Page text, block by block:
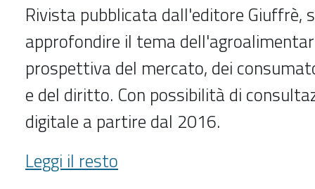
Rivista pubblicata dall'editore Giuffrè,
approfondire il tema
prospettiva del mercato, dei
e del diritto. Con possibilità di
digitale a partire dal 2016.
Diritto
agroalimentare
Leggi il resto